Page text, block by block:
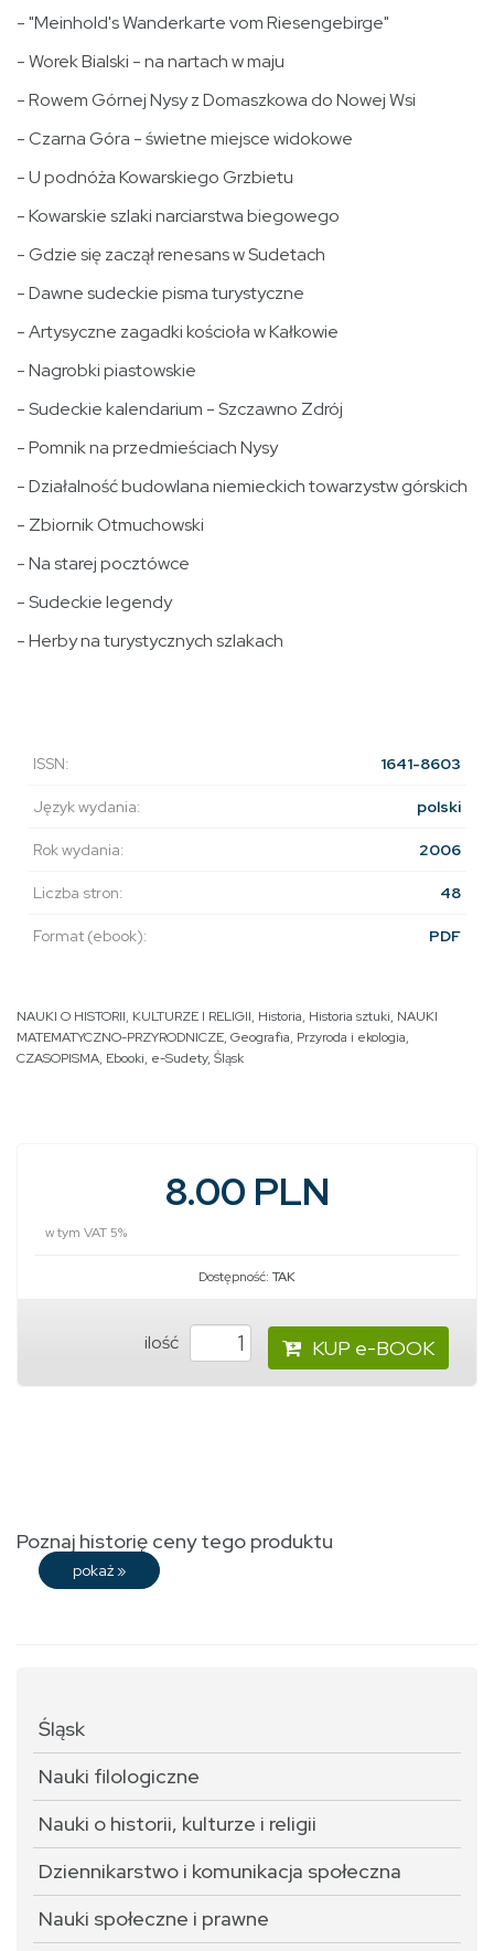
- "Meinhold's Wanderkarte vom Riesengebirge"
- Worek Bialski - na nartach w maju
- Rowem Górnej Nysy z Domaszkowa do Nowej Wsi
- Czarna Góra - świetne miejsce widokowe
- U podnóża Kowarskiego Grzbietu
- Kowarskie szlaki narciarstwa biegowego
- Gdzie się zaczął renesans w Sudetach
- Dawne sudeckie pisma turystyczne
- Artysyczne zagadki kościoła w Kałkowie
- Nagrobki piastowskie
- Sudeckie kalendarium - Szczawno Zdrój
- Pomnik na przedmieściach Nysy
- Działalność budowlana niemieckich towarzystw górskich
- Zbiornik Otmuchowski
- Na starej pocztówce
- Sudeckie legendy
- Herby na turystycznych szlakach
ISSN: 1641-8603
Język wydania: polski
Rok wydania: 2006
Liczba stron: 48
Format (ebook): PDF
NAUKI O HISTORII, KULTURZE I RELIGII, Historia, Historia sztuki, NAUKI
MATEMATYCZNO-PRZYRODNICZE, Geografia, Przyroda i ekologia,
CZASOPISMA, Ebooki, e-Sudety, Śląsk
8.00 PLN
w tym VAT 5%
Dostępność: TAK
ilość KUP e-BOOK
Poznaj historię ceny tego produktu
pokaż »
Śląsk
Nauki filologiczne
Nauki o historii, kulturze i religii
Dziennikarstwo i komunikacja społeczna
Nauki społeczne i prawne